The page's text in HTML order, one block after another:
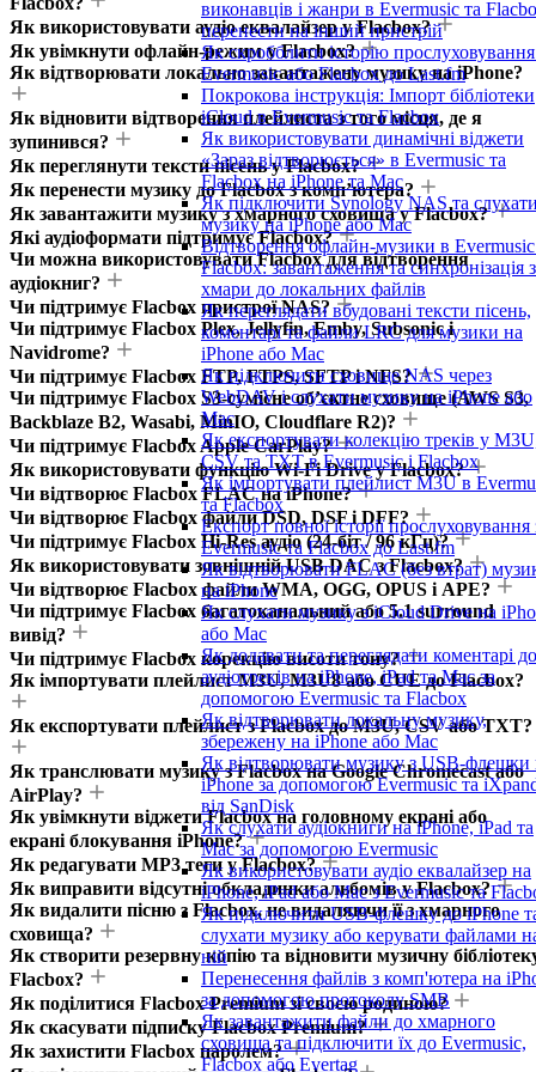
виконавців і жанри в Evermusic та
перенести на інший пристрій
Як скробблити історію прослуховування
Evermusic або Flacbox до Last.fm
Покрокова інструкція: Імпорт бібліотеки
iCloud в Evermusic та Flacbox
Як використовувати динамічні віджети
«Зараз відтворюється» в Evermusic та
Flacbox на iPhone та Mac
Як підключити Synology NAS та
музику на iPhone або Mac
Відтворення офлайн-музики в Evermusic
Flacbox: завантаження та синхронізація з
хмари до локальних файлів
Як переглядати вбудовані тексти пісень,
коментарі та файли LRC для музики на
iPhone або Mac
Як підключити сховище NAS через
WebDAV і слухати музику на iPhone або
Mac
Як експортувати колекцію треків у
CSV та TXT в Evermusic і Flacbox
Як імпортувати плейлист M3U в
та Flacbox
Експорт повної історії прослуховування
Evermusic та Flacbox до Last.fm
Як відтворювати FLAC (без втрат)
на iPhone
Як слухати музику з iCloud Drive на
або Mac
Як додавати та переглядати коментарі до
аудіотреків на iPhone, iPad та Mac за
допомогою Evermusic та Flacbox
Як відтворювати локальну музику,
збережену на iPhone або Mac
Як відтворювати музику з USB-флешки
iPhone за допомогою Evermusic та
від SanDisk
Як слухати аудіокниги на iPhone, iPad та
Mac за допомогою Evermusic
Як використовувати аудіо еквалайзер на
iPhone, iPad або Mac з Evermusic та
Як підключити USB-флешку до iPhone
слухати музику або керувати файлами
ній
Перенесення файлів з комп'ютера на
за допомогою протоколу SMB
Як завантажити файли до хмарного
сховища та підключити їх до Evermusic,
Flacbox або Evertag
Як використовувати аудіо еквалайзер у Flacbox?
Як увімкнути офлайн-режим у Flacbox?
Як відтворювати локально завантажену музику на iPhone?
Як відновити відтворення плейлиста з того місця, де я
зупинився?
Як переглянути тексти пісень у Flacbox?
Як перенести музику до Flacbox з комп’ютера?
Як завантажити музику з хмарного сховища у Flacbox?
Які аудіоформати підтримує Flacbox?
Чи можна використовувати Flacbox для відтворення
аудіокниг?
Чи підтримує Flacbox пристрої NAS?
Чи підтримує Flacbox Plex, Jellyfin, Emby, Subsonic і
Navidrome?
Чи підтримує Flacbox FTP, FTPS, SFTP і NFS?
Чи підтримує Flacbox S3-сумісне об’єктне сховище (AWS S3,
Backblaze B2, Wasabi, MinIO, Cloudflare R2)?
Чи підтримує Flacbox Apple CarPlay?
Як використовувати функцію Wi-Fi Drive у Flacbox?
Чи відтворює Flacbox FLAC на iPhone?
Чи відтворює Flacbox файли DSD, DSF і DFF?
Чи підтримує Flacbox Hi-Res аудіо (24-біт / 96 кГц)?
Як використовувати зовнішній USB DAC з Flacbox?
Чи відтворює Flacbox файли WMA, OGG, OPUS і APE?
Чи підтримує Flacbox багатоканальний або 5.1 surround
вивід?
Чи підтримує Flacbox корекцію висоти тону?
Як імпортувати плейлист M3U, M3U8 або CUE до Flacbox?
Як експортувати плейлист з Flacbox до M3U, CSV або TXT?
Як транслювати музику з Flacbox на Google Chromecast або
AirPlay?
Як увімкнути віджети Flacbox на головному екрані або
екрані блокування iPhone?
Як редагувати MP3 теги у Flacbox?
Як виправити відсутні обкладинки альбомів у Flacbox?
Як видалити пісню з Flacbox, не видаляючи її з хмарного
сховища?
Як створити резервну копію та відновити музичну
Flacbox?
Як поділитися Flacbox Premium зі своєю родиною?
Як скасувати підписку Flacbox Premium?
Як захистити Flacbox паролем?